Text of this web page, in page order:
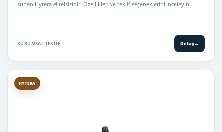
sunan Hytera el telsizidir. Özellikleri ve teklif seçeneklerini inceleyin…
KURUMSAL TEKLIF Detay→
HYTERA